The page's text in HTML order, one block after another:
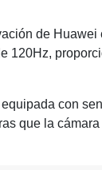
de
120Hz,
con
que la